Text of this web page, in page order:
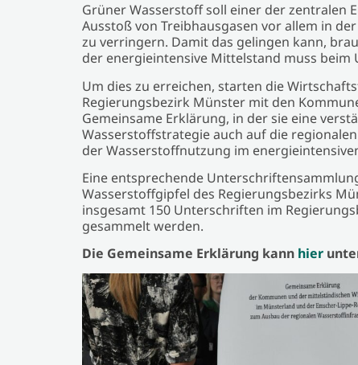
Grüner Wasserstoff soll einer der zentralen
Ausstoß von Treibhausgasen vor allem in
zu verringern. Damit das gelingen kann,
der energieintensive Mittelstand muss
Um dies zu erreichen, starten die
Regierungsbezirk Münster mit den
Gemeinsame Erklärung, in der sie eine
Wasserstoffstrategie auch auf die
der Wasserstoffnutzung im
Eine entsprechende
Wasserstoffgipfel des Regierungsbezirks
insgesamt 150 Unterschriften im
gesammelt werden.
Die Gemeinsame Erklärung kann hier